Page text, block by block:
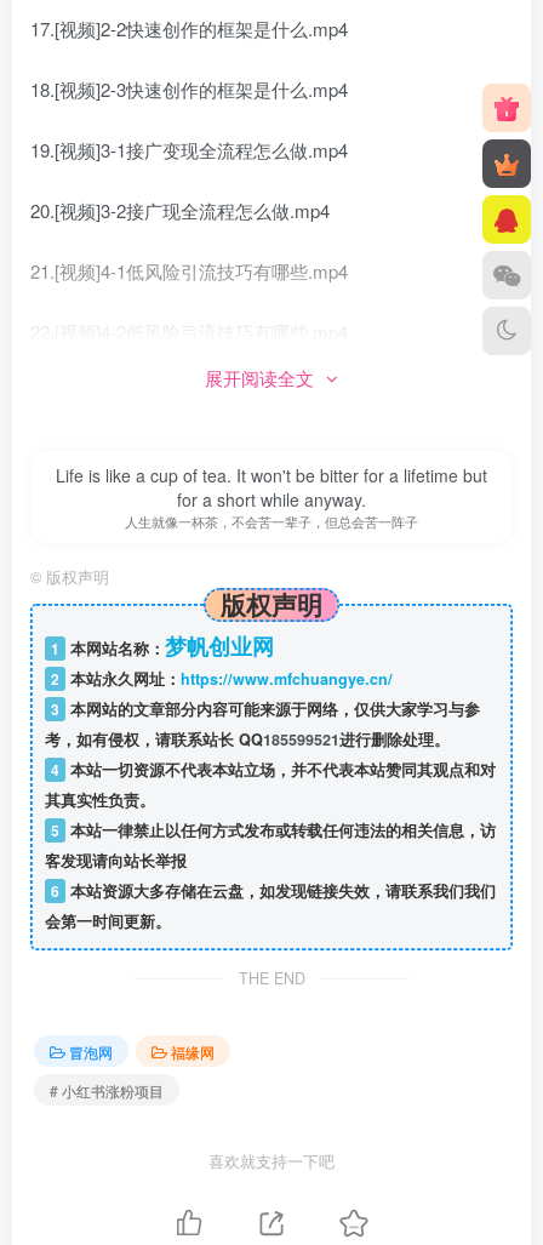
17.[视频]2-2快速创作的框架是什么.mp4
18.[视频]2-3快速创作的框架是什么.mp4
19.[视频]3-1接广变现全流程怎么做.mp4
20.[视频]3-2接广现全流程怎么做.mp4
21.[视频]4-1低风险引流技巧有哪些.mp4
22.[视频]4-2低风险弓流技巧有哪些.mp4
25.[视频]数据4.mp4
26.[视频]数据3..mp4
27.[视频]小红书自动化排版教程.mp4
展开阅读全文
Life is like a cup of tea. It won't be bitter for a lifetime but
for a short while anyway.
人生就像一杯茶，不会苦一辈子，但总会苦一阵子
© 版权声明
版权声明
1 本网站名称： 梦帆创业网
2 本站永久网址： https://www.mfchuangye.cn/
3 本网站的文章部分内容可能来源于网络，仅供大家学习与参
考，如有侵权，请联系站长 QQ185599521进行删除处理。
4 本站一切资源不代表本站立场，并不代表本站赞同其观点和对
其真实性负责。
5 本站一律禁止以任何方式发布或转载任何违法的相关信息，访
客发现请向站长举报
6 本站资源大多存储在云盘，如发现链接失效，请联系我们我们
会第一时间更新。
THE END
冒泡网
福缘网
# 小红书涨粉项目
喜欢就支持一下吧